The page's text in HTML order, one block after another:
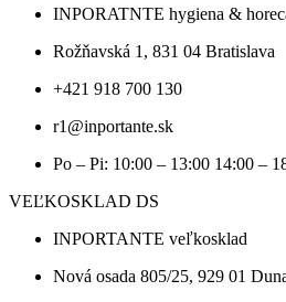
INPORATNTE hygiena &
Rožňavská 1, 831 04 Bratislava
+421 918 700 130
r1@inportante.sk
Po – Pi: 10:00 – 13:00 14:00 –
VEĽKOSKLAD DS
INPORTANTE veľkosklad
Nová osada 805/25, 929 01